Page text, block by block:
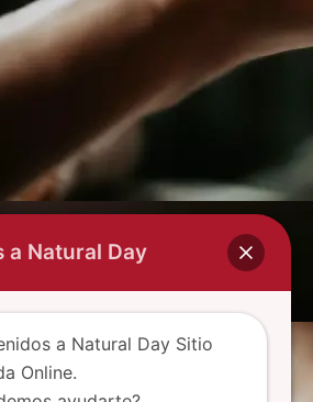
a Natural Day
a Natural Day Sitio
Online.